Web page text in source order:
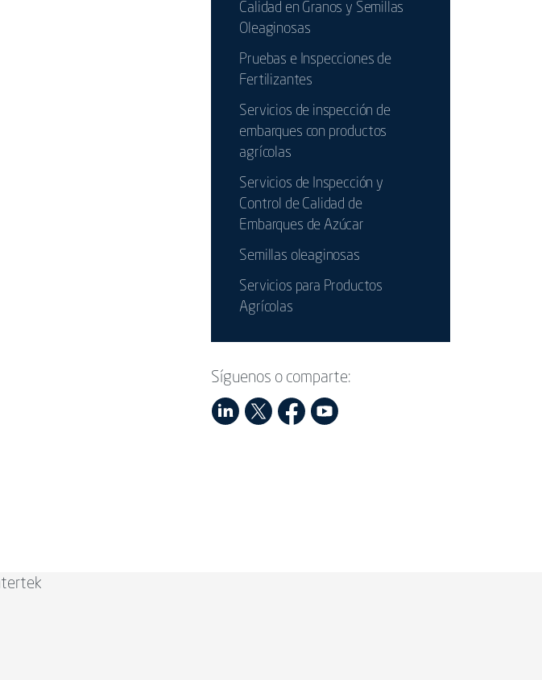
Calidad en Granos y Semillas
Oleaginosas
Pruebas e Inspecciones de
Fertilizantes
Servicios de inspección de
embarques con productos
agrícolas
Servicios de Inspección y
Control de Calidad de
Embarques de Azúcar
Semillas oleaginosas
Servicios para Productos
Agrícolas
Síguenos o comparte: